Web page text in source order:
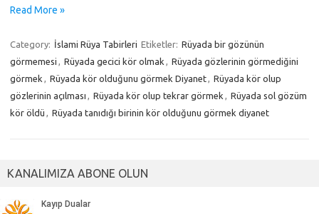
Read More »
Category: İslami Rüya Tabirleri Etiketler: Rüyada bir gözünün
görmemesi , Rüyada gecici kör olmak , Rüyada gözlerinin görmediğini
görmek , Rüyada kör olduğunu görmek Diyanet, Rüyada kör olup
gözlerinin açılması , Rüyada kör olup tekrar görmek , Rüyada sol gözüm
kör öldü , Rüyada tanıdığı birinin kör olduğunu görmek diyanet
KANALIMIZA ABONE OLUN